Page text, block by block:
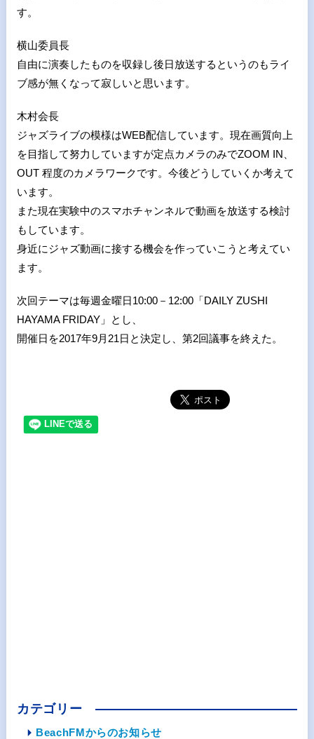
す。
横山委員長
自由に演奏したものを収録し後日放送するというのもライ
ブ感が無くなって寂しいと思います。
木村会長
ジャズライブの模様はWEB配信しています。現在画質向上
を目指して努力していますが定点カメラのみでZOOM IN、
OUT 程度のカメラワークです。今後どうしていくか考えて
います。
また現在実験中のスマホチャンネルで動画を放送する検討
もしています。
身近にジャズ動画に接する機会を作っていこうと考えてい
ます。
次回テーマは毎週金曜日10:00－12:00「DAILY ZUSHI
HAYAMA FRIDAY」とし、
開催日を2017年9月21日と決定し、第2回議事を終えた。
カテゴリー
BeachFMからのお知らせ